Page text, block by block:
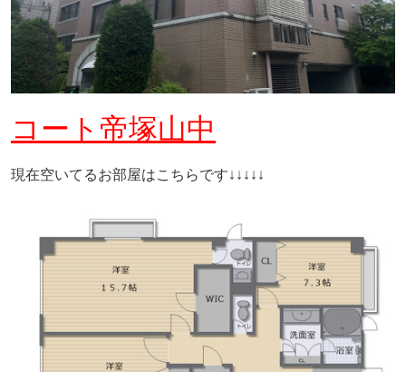
コート帝塚山中
現在空いてるお部屋はこちらです↓↓↓↓↓